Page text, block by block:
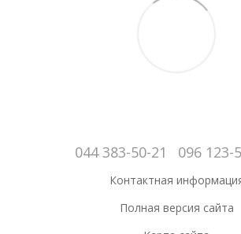
044 383-50-21 096 123-
Контактная
Полная версия сайта